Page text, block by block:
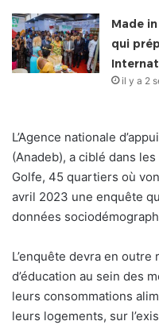
Made
qui
il y a 2
L’Agence nationale
(Anadeb), a ciblé dans
Golfe, 45 quartiers où
avril 2023 une enquête
données
L’enquête devra en
d’éducation au sein des
leurs consommations
leurs logements, sur